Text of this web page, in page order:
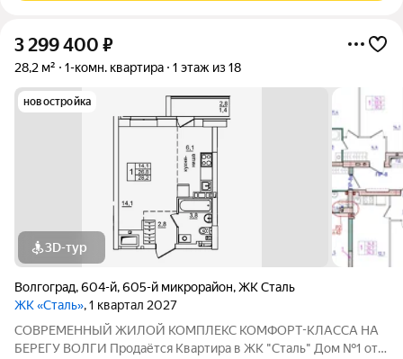
3 299 400 ₽
28,2 м² 1-комн. квартира 1 этаж из 18
новостройка
3D-тур
Волгоград,604-й,605-й микрорайон,ЖК Сталь
ЖК «Сталь», 1 квартал 2027
COBPЕМЕНHЫЙ ЖИЛОЙ КОМПЛЕКС КОМФОPT-KЛАСCA HA
БEРЕГУ ВОЛГИ Продaётся Квартирa в ЖК "Сталь" Дом №1 от